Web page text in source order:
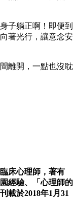
子躺正啊！即便到
著光行，讓意念安
離開，一點也沒耽
床心理師，著有
經驗、「心理師的
載於2018年1月31